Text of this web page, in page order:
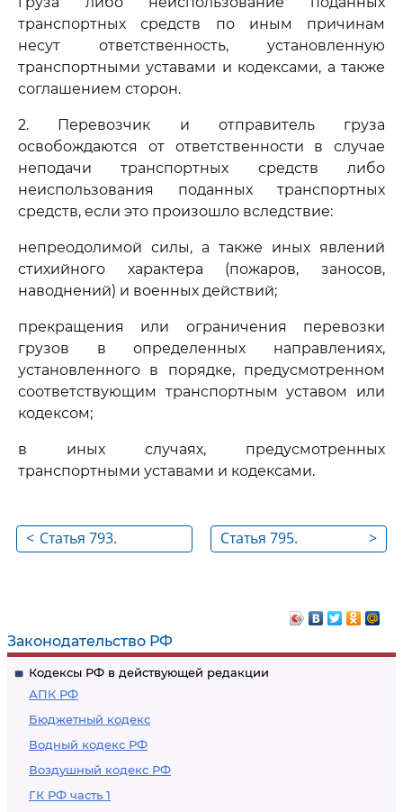
Законодательство РФ
Кодексы РФ в действующей редакции
АПК РФ
Бюджетный кодекс
Водный кодекс РФ
Воздушный кодекс РФ
ГК РФ часть 1
транспортных средств по иным причинам
несут ответственность, установленную
транспортными уставами и кодексами, а также
соглашением сторон.
2. Перевозчик и отправитель груза
освобождаются от ответственности в случае
неподачи транспортных средств либо
неиспользования поданных транспортных
средств, если это произошло вследствие:
непреодолимой силы, а также иных явлений
стихийного характера (пожаров, заносов,
наводнений) и военных действий;
прекращения или ограничения перевозки
грузов в определенных направлениях,
установленного в порядке, предусмотренном
соответствующим транспортным уставом или
кодексом;
в иных случаях, предусмотренных
транспортными уставами и кодексами.
< Статья 793.
>
Статья 795.
отправления
пассажира